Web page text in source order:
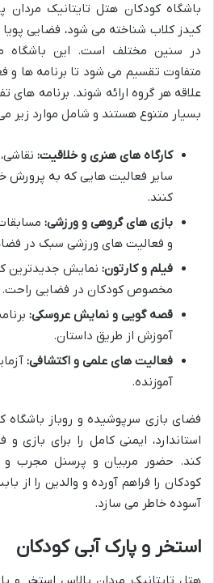
باشگاه کودکان هتل تایتانیک مردان
کیدز کلاب شناخته می شود، فضایی پویا
در سنین مختلف است. این باشگاه
متفاوت تقسیم می شود تا برنامه ها و
علاقه هر گروه ارائه شوند. برنامه های
بسیار متنوع هستند و شامل موارد زیر
کارگاه های هنری و خلاقیت:
سایر فعالیت هایی که به پرورش
کنند.
بازی های گروهی و ورزشی:
و فعالیت های ورزشی سبک در
فیلم و کارتون: نمایش جدیدترین
مخصوص کودکان در فضایی راحت.
قصه گویی و نمایش عروسکی:
آموزش از طریق داستان.
فعالیت های علمی و اکتشافی:
آموزنده.
فضای بازی سرپوشیده و روباز باشگاه
استاندارد، ایمنی کامل را برای
کند. حضور مربیان و پرسنل مجرب و
کودکان را فراهم آورده و والدین را از
آسوده خاطر می سازد.
استخر و پارک آبی کودکان